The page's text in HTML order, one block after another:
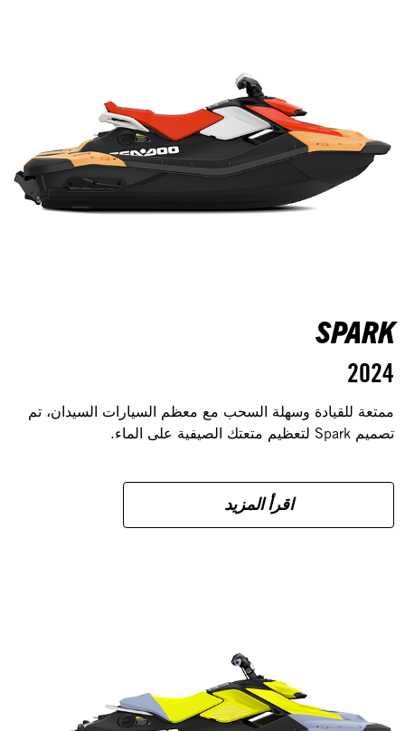
SPARK
2024
ممتعة للقيادة وسهلة السحب مع معظم السيارات السيدان، تم
تصميم Spark لتعظيم متعتك الصيفية على الماء.
اقرأ المزيد